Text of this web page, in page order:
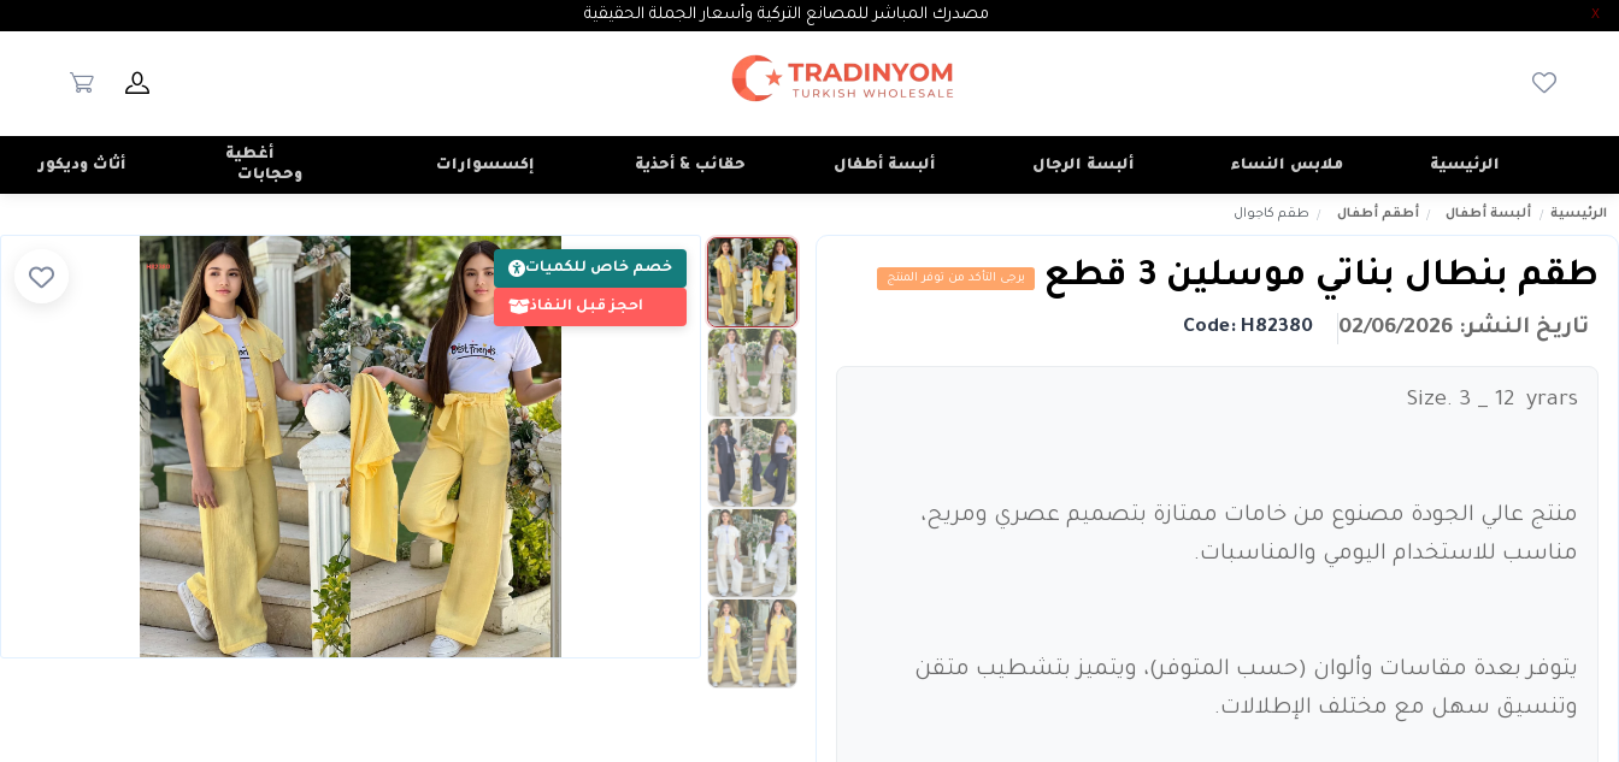
مصدرك المباشر للمصانع التركية وأسعار الجملة الحقيقية X
الرئيسية ملابس النساء ألبسة الرجال ألبسة أطفال حقائب & أحذية إكسسوارات
أغطية
وحجابات
أثاث وديكور
الرئيسية ألبسة أطفال أطقم أطفال طقم كاجوال
خصم خاص للكميات
احجز قبل النفاذ
طقم بنطال بناتي موسلين 3 قطع يرجى التأكد من توفر المنتج
تاريخ النشر: 02/06/2026 Code: H82380
Size. 3 _ 12 yrars
منتج عالي الجودة مصنوع من خامات ممتازة بتصميم عصري ومريح،
مناسب للاستخدام اليومي والمناسبات.
يتوفر بعدة مقاسات وألوان (حسب المتوفر)، ويتميز بتشطيب متقن
وتنسيق سهل مع مختلف الإطلالات.